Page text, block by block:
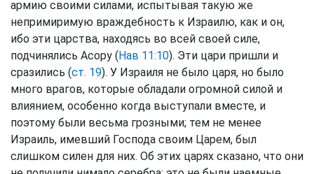
армию своими силами, испытывая такую же
непримиримую враждебность к Израилю, как и он,
ибо эти царства, находясь во всей своей силе,
подчинялись Асору (Нав 11:10). Эти цари пришли и
сразились (ст. 19). У Израиля не было царя, но было
много врагов, которые обладали огромной силой и
влиянием, особенно когда выступали вместе, и
поэтому были весьма грозными; тем не менее
Израиль, имевший Господа своим Царем, был
слишком силен для них. Об этих царях сказано, что они